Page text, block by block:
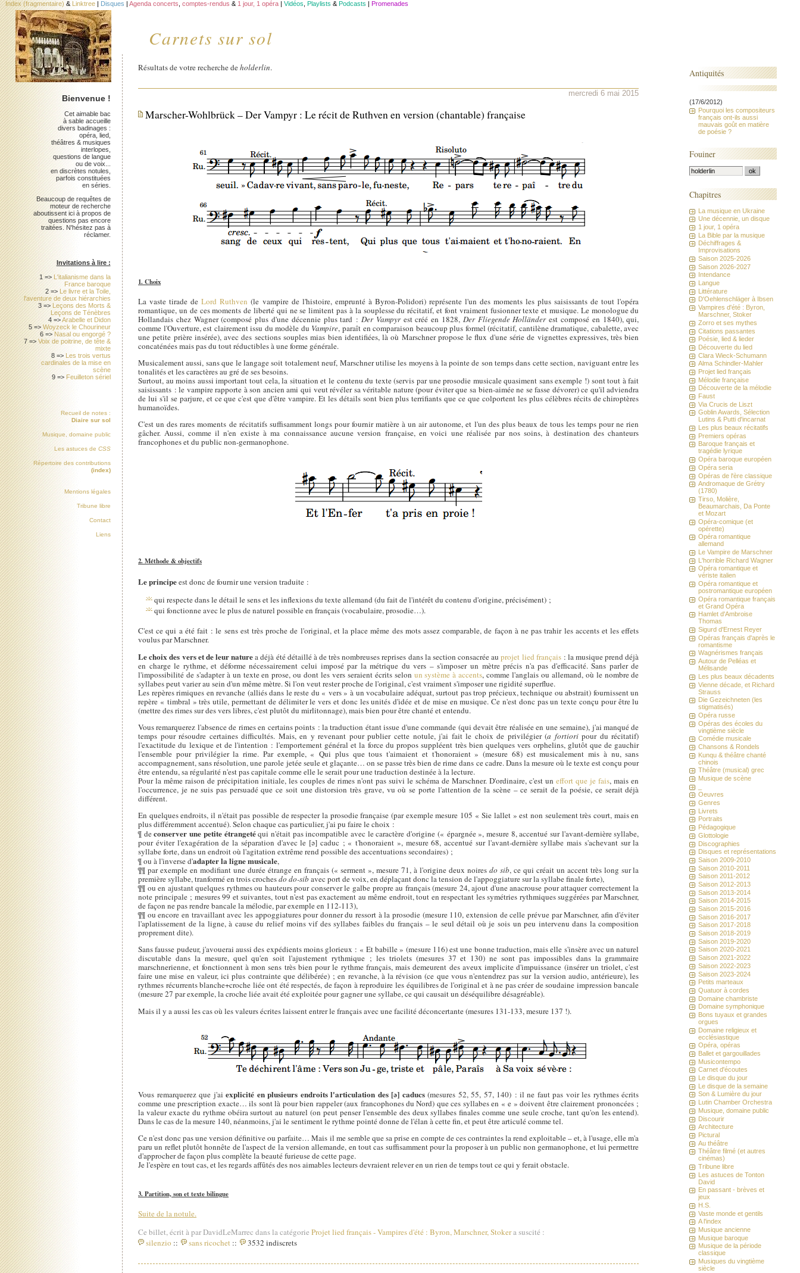
Carnets sur sol
Index (fragmentaire) & Linktree | Disques | Agenda concerts comptes-rendus & 1 jour, 1 opéra | Vidéos Playlists & Podcasts | Promenades
Résultats de votre recherche deholderlin.
mercredi 6 mai 2015
Marscher-Wohlbrück – Der Vampyr : Le récit de Ruthven en version (chantable) française
1. Choix
La vaste tirade deLord Ruthven (le vampire de l'histoire, emprunté à Byron-Polidori) représente l'un des moments les plus saisissants de tout l'opéra
romantique, un de ces moments de liberté qui ne se limitent pas à la souplesse du récitatif, et font vraiment fusionner texte et musique. Le monologue du
Hollandais chez Wagner (composé plus d'une décennie plus tard :Der Vampyrest créé en 1828, Der Fliegende Holländerest composé en 1840), qui,
comme l'Ouverture, est clairement issu du modèle du Vampire, paraît en comparaison beaucoup plus formel (récitatif, cantilène dramatique, cabalette, avec
une petite prière insérée), avec des sections souples mias bien identifiées, là où Marschner propose le flux d'une série de vignettes expressives, très bien
concaténées mais pas du tout réductibles à une forme générale.
Musicalement aussi, sans que le langage soit totalement neuf, Marschner utilise les moyens à la pointe de son temps dans cette section, naviguant entre les
tonalités et les caractères au gré de ses besoins.
Surtout, au moins aussi important tout cela, la situation et le contenu du texte (servis par une prosodie musicale quasiment sans exemple !) sont tout à fait
saisissants : le vampire rapporte à son ancien ami qui veut révéler sa véritable nature (pour éviter que sa bien-aimée ne se fasse dévorer) ce qu'il adviendra
de lui s'il se parjure, et ce que c'est que d'être vampire. Et les détails sont bien plus terrifiants que ce que colportent les plus célèbres récits de chiroptères
humanoïdes.
C'est un des rares moments de récitatifs suffisamment longs pour fournir matière à un air autonome, et l'un des plus beaux de tous les temps pour ne rien
gâcher. Aussi, comme il n'en existe à ma connaissance aucune version française, en voici une réalisée par nos soins, à destination des chanteurs
francophones et du public non-germanophone.
2. Méthode & objectifs
Le principeest donc de fournir une version traduite :
qui respecte dans le détail le sens et les inflexions du texte allemand (du fait de l'intérêt du contenu d'origine, précisément) ;
qui fonctionne avec le plus de naturel possible en français (vocabulaire, prosodie…).
C'est ce qui a été fait : le sens est très proche de l'original, et la place même des mots assez comparable, de façon à ne pas trahir les accents et les effets
voulus par Marschner.
Le choix des vers et de leur naturea déjà été détaillé à de très nombreuses reprises dans la section consacrée auprojet lied français: la musique prend déjà
en charge le rythme, et déforme nécessairement celui imposé par la métrique du vers – s'imposer un mètre précis n'a pas d'efficacité. Sans parler de
l'impossibilité de s'adapter à un texte en prose, ou dont les vers seraient écrits selon un système à accents, comme l'anglais ou allemand, où le nombre de
syllabes peut varier au sein d'un même mètre. Si l'on veut rester proche de l'original, c'est vraiment s'imposer une rigidité superflue.
Les repères rimiques en revanche (alliés dans le reste du « vers » à un vocabulaire adéquat, surtout pas trop précieux, technique ou abstrait) fournissent un
repère « timbral » très utile, permettant de délimiter le vers et donc les unités d'idée et de mise en musique. Ce n'est donc pas un texte conçu pour être lu
(mettre des rimes sur des vers libres, c'est plutôt du mirlitonnage), mais bien pour être chanté et entendu.
Vous remarquerez l'absence de rimes en certains points : la traduction étant issue d'une commande (qui devait être réalisée en une semaine), j'ai manqué de
temps pour résoudre certaines difficultés. Mais, en y revenant pour publier cette notule, j'ai fait le choix de privilégier (a fortioripour du récitatif)
l'exactitude du lexique et de l'intention : l'emportement général et la force du propos suppléent très bien quelques vers orphelins, glutôt que de gauchir
l'ensemble pour privilégier la rime. Par exemple, « Qui plus que tous t'aimaient et t'honoraient » (mesure 68) est musicalement mis à nu, sans
accompagnement, sans résolution, une parole jetée seule et glaçante… on se passe très bien de rime dans ce cadre. Dans la mesure où le texte est conçu pour
être entendu, sa régularité n'est pas capitale comme elle le serait pour une traduction destinée à la lecture.
Pour la même raison de précipitation initiale, les couples de rimes n'ont pas suivi le schéma de Marschner. D'ordinaire, c'est uneffort que je fais, mais en
l'occurrence, je ne suis pas persuadé que ce soit une distorsion très grave, vu où se porte l'attention de la scène – ce serait de la poésie, ce serait déjà
différent.
En quelques endroits, il n'était pas possible de respecter la prosodie française (par exemple mesure 105 « Sie lallet » est non seulement très court, mais en
plus différemment accentué). Selon chaque cas particulier, j'ai pu faire le choix :
¶ deconserver une petite étrangetéqui n'était pas incompatible avec le caractère d'origine (« épargnée », mesure 8, accentué sur l'avant-dernière syllabe,
pour éviter l'exagération de la séparation d'avec le [ə] caduc ; « t'honoraient », mesure 68, accentué sur l'avant-dernière syllabe mais s'achevant sur la
syllabe forte, dans un endroit où l'agitation extrême rend possible des accentuations secondaires) ;
¶ ou à l'inverse d'adapter la ligne musicale,
¶¶ par exemple en modifiant une durée étrange en français (« serment », mesure 71, à l'origine deux noires do sib, ce qui créait un accent très long sur la
première syllabe, tranformé en trois crochesdo do-sib avec port de voix, en déplaçant donc la tension de l'appoggiature sur la syllabe finale forte),
¶¶ ou en ajustant quelques rythmes ou hauteurs pour conserver le galbe propre au français (mesure 24, ajout d'une anacrouse pour attaquer correctement la
note principale ; mesures 99 et suivantes, tout n'est pas exactement au même endroit, tout en respectant les symétries rythmiques suggérées par Marschner,
de façon ne pas rendre bancale la mélodie, par exemple en 112-113),
¶¶ ou encore en travaillant avec les appoggiatures pour donner du ressort à la prosodie (mesure 110, extension de celle prévue par Marschner, afin d'éviter
l'aplatissement de la ligne, à cause du relief moins vif des syllabes faibles du français – le seul détail où je sois un peu intervenu dans la composition
proprement dite).
Sans fausse pudeur, j'avouerai aussi des expédients moins glorieux : « Et babille » (mesure 116) est une bonne traduction, mais elle s'insère avec un naturel
discutable dans la mesure, quel qu'en soit l'ajustement rythmique ; les triolets (mesures 37 et 130) ne sont pas impossibles dans la grammaire
marschnerienne, et fonctionnent à mon sens très bien pour le rythme français, mais demeurent des aveux implicite d'impuissance (insérer un triolet, c'est
faire une mise en valeur, ici plus contrainte que délibérée) ; en revanche, à la révision (ce que vous n'entendrez pas sur la version audio, antérieure), les
rythmes récurrents blanche+croche liée ont été respectés, de façon à reproduire les équilibres de l'original et à ne pas créer de soudaine impression bancale
(mesure 27 par exemple, la croche liée avait été exploitée pour gagner une syllabe, ce qui causait un déséquilibre désagréable).
Mais il y a aussi les cas où les valeurs écrites laissent entrer le français avec une facilité déconcertante (mesures 131-133, mesure 137 !).
Vous remarquerez que j'ai explicité en plusieurs endroits l'articulation des [ə] caducs(mesures 52, 55, 57, 140) : il ne faut pas voir les rythmes écrits
comme une prescription exacte… ils sont là pour bien rappeler (aux francophones du Nord) que ces syllabes en « e » doivent être clairement prononcées ;
la valeur exacte du rythme obéira surtout au naturel (on peut penser l'ensemble des deux syllabes finales comme une seule croche, tant qu'on les entend).
Dans le cas de la mesure 140, néanmoins, j'ai le sentiment le rythme pointé donne de l'élan à cette fin, et peut être articulé comme tel.
Ce n'est donc pas une version définitive ou parfaite… Mais il me semble que sa prise en compte de ces contraintes la rend exploitable – et, à l'usage, elle m'a
paru un reflet plutôt honnête de l'aspect de la version allemande, en tout cas suffisamment pour la proposer à un public non germanophone, et lui permettre
d'approcher de façon plus complète la beauté furieuse de cette page.
Je l'espère en tout cas, et les regards affûtés des nos aimables lecteurs devraient relever en un rien de temps tout ce qui y ferait obstacle.
3. Partition, son et texte bilingue
Suite de la notule.
Ce billet, écrit à par DavidLeMarrec dans la catégorieProjet lied français-Vampires d'été : Byron, Marschner, Stokera suscité :
silenzio :: sans ricochet :: 3532 indiscrets
Bienvenue !
Cet aimable bac
à sable accueille
divers badinages :
opéra, lied,
théâtres & musiques
interlopes,
questions de langue
ou de voix...
en discrètes notules,
parfois constituées
en séries.
Beaucoup de requêtes de
moteur de recherche
aboutissent ici à propos de
questions pas encore
traitées. N'hésitez pas à
réclamer.
Invitations à lire :
1 => L'italianisme dans la
France baroque
2 => Le livre et la Toile,
l'aventure de deux hiérarchies
3 => Leçons des Morts &
Leçons de Ténèbres
4 =>Arabelle et Didon
5 =>Woyzeck le Chourineur
6 => Nasal ou engorgé ?
7 =>Voix de poitrine, de tête &
mixte
8 => Les trois vertus
cardinales de la mise en
scène
9 => Feuilleton sériel
Recueil de notes :
Diaire sur sol
Musique, domaine public
Les astuces de CSS
Répertoire des contributions
(index)
Mentions légales
Tribune libre
Contact
Liens
Antiquités
(17/6/2012)
Pourquoi les compositeurs
français ont-ils aussi
mauvais goût en matière
de poésie ?
Fouiner
Chapitres
La musique en Ukraine
Une décennie, un disque
1 jour, 1 opéra
La Bible par la musique
Déchiffrages &
Improvisations
Saison 2025-2026
Saison 2026-2027
Intendance
Langue
Littérature
D'Oehlenschläger à Ibsen
Vampires d'été : Byron,
Marschner, Stoker
Zorro et ses mythes
Citations passantes
Poésie, lied & lieder
Découverte du lied
Clara Wieck-Schumann
Alma Schindler-Mahler
Projet lied français
Mélodie française
Découverte de la mélodie
Faust
Via Crucis de Liszt
Goblin Awards, Sélection
Lutins & Putti d'incarnat
Les plus beaux récitatifs
Premiers opéras
Baroque français et
tragédie lyrique
Opéra baroque européen
Opéra seria
Opéras de l'ère classique
Andromaque de Grétry
(1780)
Tirso, Molière,
Beaumarchais, Da Ponte
et Mozart
Opéra-comique (et
opérette)
Opéra romantique
allemand
Le Vampire de Marschner
L'horrible Richard Wagner
Opéra romantique et
vériste italien
Opéra romantique et
postromantique européen
Opéra romantique français
et Grand Opéra
Hamlet d'Ambroise
Thomas
Sigurd d'Ernest Reyer
Opéras français d'après le
romantisme
Wagnérismes français
Autour de Pelléas et
Mélisande
Les plus beaux décadents
Vienne décade, et Richard
Strauss
Die Gezeichneten (les
stigmatisés)
Opéra russe
Opéras des écoles du
vingtième siècle
Comédie musicale
Chansons & Rondels
Kunqu & théâtre chanté
chinois
Théâtre (musical) grec
Musique de scène
Oeuvres
Genres
Livrets
Portraits
Pédagogique
Glottologie
Discographies
Disques et représentations
Saison 2009-2010
Saison 2010-2011
Saison 2011-2012
Saison 2012-2013
Saison 2013-2014
Saison 2014-2015
Saison 2015-2016
Saison 2016-2017
Saison 2017-2018
Saison 2018-2019
Saison 2019-2020
Saison 2020-2021
Saison 2021-2022
Saison 2022-2023
Saison 2023-2024
Petits marteaux
Quatuor à cordes
Domaine chambriste
Domaine symphonique
Bons tuyaux et grandes
orgues
Domaine religieux et
ecclésiastique
Opéra, opéras
Ballet et gargouillades
Musicontempo
Carnet d'écoutes
Le disque du jour
Le disque de la semaine
Son & Lumière du jour
Lutin Chamber Orchestra
Musique, domaine public
Discourir
Architecture
Pictural
Au théâtre
Théâtre filmé (et autres
cinémas)
Tribune libre
Les astuces de Tonton
David
En passant - brèves et
jeux
H.S.
Vaste monde et gentils
A l'index
Musique ancienne
Musique baroque
Musique de la période
classique
Musiques du vingtième
siècle